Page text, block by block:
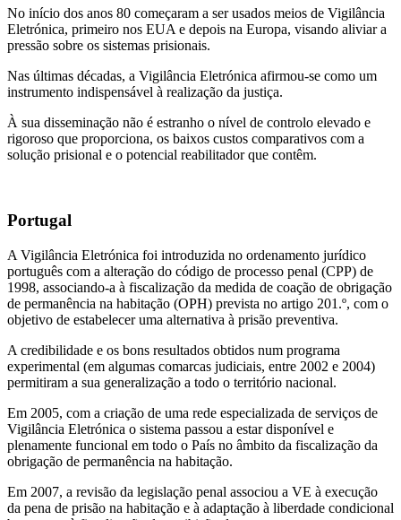
No início dos anos 80 começaram a ser usados meios de Vigilância
Eletrónica, primeiro nos EUA e depois na Europa, visando aliviar a
pressão sobre os sistemas prisionais.
Nas últimas décadas, a Vigilância Eletrónica afirmou-se como um
instrumento indispensável à realização da justiça.
À sua disseminação não é estranho o nível de controlo elevado e
rigoroso que proporciona, os baixos custos comparativos com a
solução prisional e o potencial reabilitador que contêm.
Portugal
A Vigilância Eletrónica foi introduzida no ordenamento jurídico
português com a alteração do código de processo penal (CPP) de
1998, associando-a à fiscalização da medida de coação de obrigação
de permanência na habitação (OPH) prevista no artigo 201.º, com o
objetivo de estabelecer uma alternativa à prisão preventiva.
A credibilidade e os bons resultados obtidos num programa
experimental (em algumas comarcas judiciais, entre 2002 e 2004)
permitiram a sua generalização a todo o território nacional.
Em 2005, com a criação de uma rede especializada de serviços de
Vigilância Eletrónica o sistema passou a estar disponível e
plenamente funcional em todo o País no âmbito da fiscalização da
obrigação de permanência na habitação.
Em 2007, a revisão da legislação penal associou a VE à execução
da pena de prisão na habitação e à adaptação à liberdade condicional